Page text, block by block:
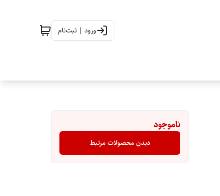
ورود | ثبت‌نام
ناموجود
دیدن محصولات مرتبط